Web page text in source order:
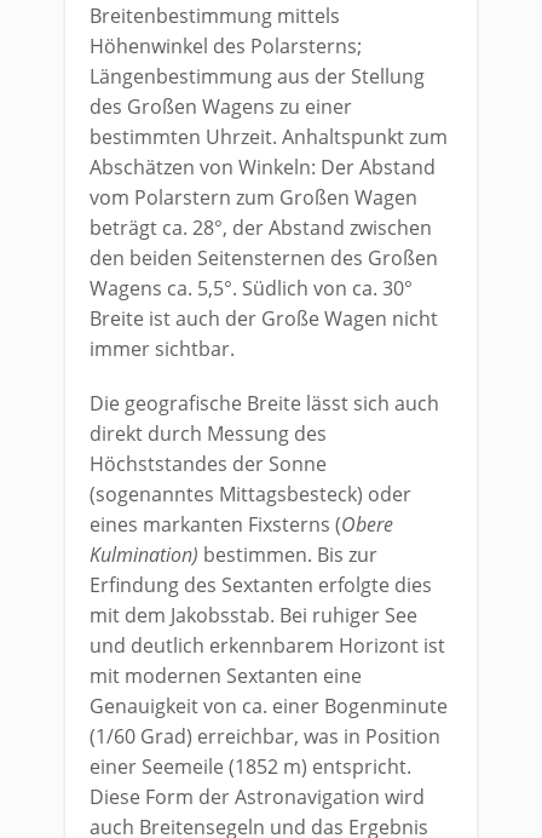
Breitenbestimmung mittels
Höhenwinkel des Polarsterns;
Längenbestimmung aus der Stellung
des Großen Wagens zu einer
bestimmten Uhrzeit. Anhaltspunkt zum
Abschätzen von Winkeln: Der Abstand
vom Polarstern zum Großen Wagen
beträgt ca. 28°, der Abstand zwischen
den beiden Seitensternen des Großen
Wagens ca. 5,5°. Südlich von ca. 30°
Breite ist auch der Große Wagen nicht
immer sichtbar.
Die geografische Breite lässt sich auch
direkt durch Messung des
Höchststandes der Sonne
(sogenanntes Mittagsbesteck) oder
eines markanten Fixsterns (Obere
Kulmination) bestimmen. Bis zur
Erfindung des Sextanten erfolgte dies
mit dem Jakobsstab. Bei ruhiger See
und deutlich erkennbarem Horizont ist
mit modernen Sextanten eine
Genauigkeit von ca. einer Bogenminute
(1/60 Grad) erreichbar, was in Position
einer Seemeile (1852 m) entspricht.
Diese Form der Astronavigation wird
auch Breitensegeln und das Ergebnis